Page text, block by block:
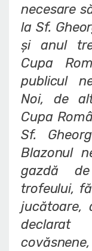
necesare
la Sf.
și anul
Cupa
publicul
Noi, de
Cupa
Sf.
Blazonul
gazdă de
trofeului,
jucătoare,
declarat